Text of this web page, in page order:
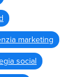
marketing
social